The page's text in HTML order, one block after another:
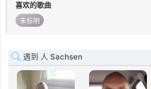
喜欢的歌曲
未标明
遇到 人 Sachsen